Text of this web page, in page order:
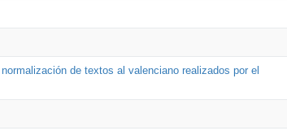
de textos al valenciano realizados por el